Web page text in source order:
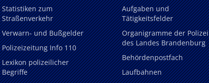
Statistiken zum
Straßenverkehr
Verwarn- und Bußgelder
Polizeizeitung Info 110
Lexikon polizeilicher
Begriffe
Aufgaben und
Tätigkeitsfelder
Organigramme der Polizei
des Landes Brandenburg
Behördenpostfach
Laufbahnen